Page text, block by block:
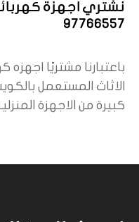
نشتري اجهزة
97766557
باعتبارنا مشتريًا اجهزه
الاثاث المستعمل
كبيرة من الاجهزة